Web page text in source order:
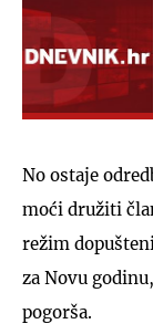
No ostaje
moći družiti
režim
za Novu
pogorša.